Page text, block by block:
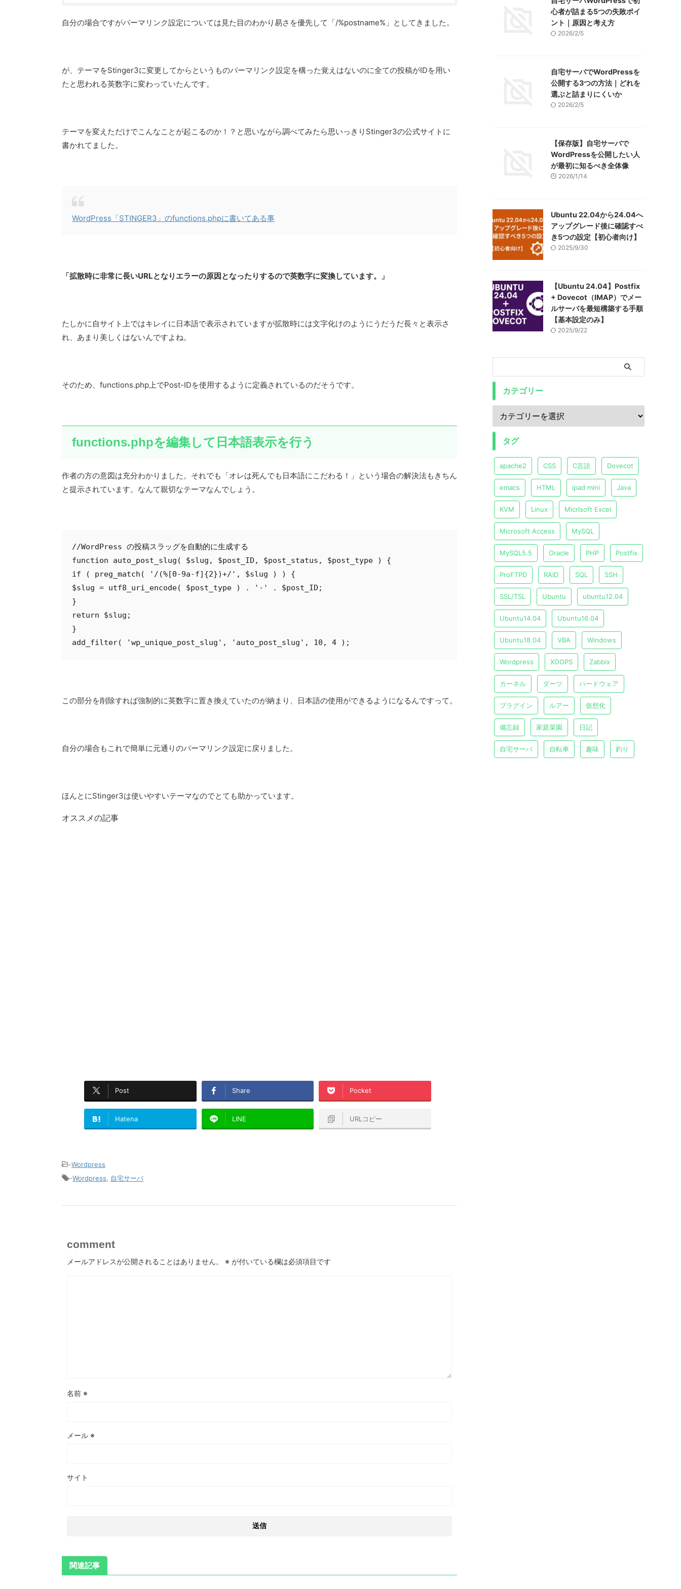
自分の場合ですがパーマリンク設定については見た目のわかり易さを優先して「/%postname%」としてきました。
が、テーマをStinger3に変更してからというものパーマリンク設定を構った覚えはないのに全ての投稿がIDを用い
たと思われる英数字に変わっていたんです。
テーマを変えただけでこんなことが起こるのか！？と思いながら調べてみたら思いっきりStinger3の公式サイトに
書かれてました。
WordPress「STINGER3」のfunctions.phpに書いてある事
「拡散時に非常に長いURLとなりエラーの原因となったりするので英数字に変換しています。」
たしかに自サイト上ではキレイに日本語で表示されていますが拡散時には文字化けのようにうだうだ長々と表示さ
れ、あまり美しくはないんですよね。
そのため、functions.php上でPost-IDを使用するように定義されているのだそうです。
functions.phpを編集して日本語表示を行う
作者の方の意図は充分わかりました。それでも「オレは死んでも日本語にこだわる！」という場合の解決法もきちん
と提示されています。なんて親切なテーマなんでしょう。
//WordPress の投稿スラッグを自動的に生成する
function auto_post_slug( $slug, $post_ID, $post_status, $post_type ) {
if ( preg_match( '/(%[0-9a-f]{2})+/', $slug ) ) {
$slug = utf8_uri_encode( $post_type ) . '-' . $post_ID;
}
return $slug;
}
add_filter( 'wp_unique_post_slug', 'auto_post_slug', 10, 4 );
この部分を削除すれば強制的に英数字に置き換えていたのが納まり、日本語の使用ができるようになるんですって。
自分の場合もこれで簡単に元通りのパーマリンク設定に戻りました。
ほんとにStinger3は使いやすいテーマなのでとても助かっています。
オススメの記事
Post Share Pocket
Hatena LINE URLコピー
-Wordpress
-Wordpress 自宅サーバ
comment
メールアドレスが公開されることはありません。 ※ が付いている欄は必須項目です
名前 ※
メール ※
サイト
関連記事
心者が詰まる5つの失敗ポイ
ント｜原因と考え方
2026/2/5
自宅サーバでWordPressを
公開する3つの方法｜どれを
選ぶと詰まりにくいか
2026/2/5
【保存版】自宅サーバで
WordPressを公開したい人
が最初に知るべき全体像
2026/1/14
Ubuntu 22.04から24.04へ
アップグレード後に確認すべ
き5つの設定【初心者向け】
2025/9/30
【Ubuntu 24.04】Postfix
+ Dovecot（IMAP）でメー
ルサーバを最短構築する手順
【基本設定のみ】
2025/9/22
カテゴリー
タグ
apache2 CSS C言語 Dovecot
emacs HTML ipad mini Java
KVM Linux Micrlsoft Excel
Microsoft Access MySQL
MySQL5.5 Oracle PHP Postfix
ProFTPD RAID SQL SSH
SSL/TSL Ubuntu ubuntu12.04
Ubuntu14.04 Ubuntu16.04
Ubuntu18.04 VBA Windows
Wordpress XOOPS Zabbix
カーネル ダーツ ハードウェア
プラグイン ルアー 仮想化
備忘録 家庭菜園 日記
自宅サーバ 自転車 趣味 釣り